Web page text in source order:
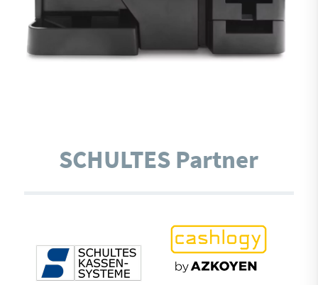
SCHULTES Partner